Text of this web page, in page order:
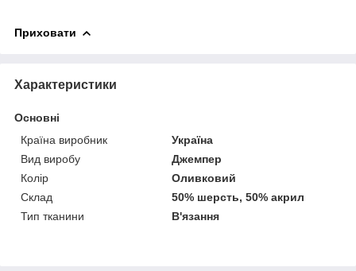
Приховати
Характеристики
Основні
Країна виробник
Україна
Вид виробу
Джемпер
Колір
Оливковий
Склад
50% шерсть, 50% акрил
Тип тканини
В'язання